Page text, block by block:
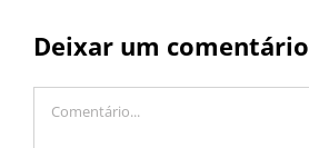
Deixar um comentário